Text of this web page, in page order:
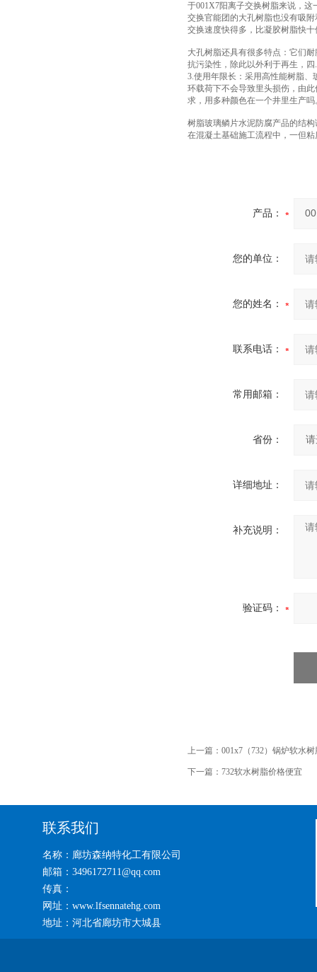
于001X7阳离子交换树脂来说，
交换官能团的大孔树脂也没有吸
交换速度快得多，比凝胶树脂快
大孔树脂还具有很多特点：它们
抗污染性，除此以外利于再生，
3.使用年限长：采用高性能树脂
环载荷下不会导致里头损伤，由
求，用多种颜色在一个井里生产吗
树脂玻璃鳞片水泥防腐产品的结
在混凝土基础施工流程中，一但
产品：
您的单位：
您的姓名：
联系电话：
常用邮箱：
省份：
详细地址：
补充说明：
验证码：
上一篇： 001x7（732）锅炉软水
下一篇： 732软水树脂价格便宜
联系我们
名称：廊坊森纳特化工有限公司
邮箱：3496172711@qq.com
传真：
网址：www.lfsennatehg.com
地址：河北省廊坊市大城县